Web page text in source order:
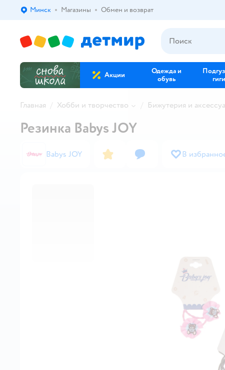
Выбор адреса доставки.
Минск Магазины Обмен и возврат
Акции
Одежда и
обувь
Главная Хобби и творчество Бижутерия и
Резинка Babys JOY
Babys JOY В